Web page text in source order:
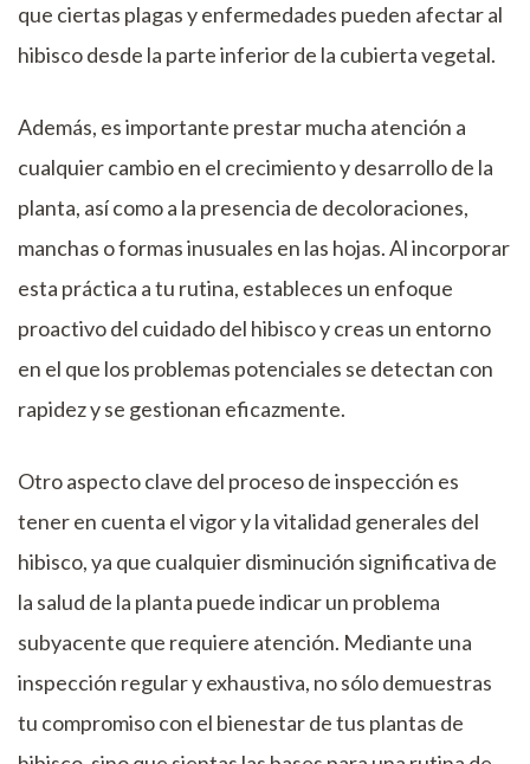
que ciertas plagas y enfermedades pueden afectar al
hibisco desde la parte inferior de la cubierta vegetal.
Además, es importante prestar mucha atención a
cualquier cambio en el crecimiento y desarrollo de la
planta, así como a la presencia de decoloraciones,
manchas o formas inusuales en las hojas. Al incorporar
esta práctica a tu rutina, estableces un enfoque
proactivo del cuidado del hibisco y creas un entorno
en el que los problemas potenciales se detectan con
rapidez y se gestionan eficazmente.
Otro aspecto clave del proceso de inspección es
tener en cuenta el vigor y la vitalidad generales del
hibisco, ya que cualquier disminución significativa de
la salud de la planta puede indicar un problema
subyacente que requiere atención. Mediante una
inspección regular y exhaustiva, no sólo demuestras
tu compromiso con el bienestar de tus plantas de